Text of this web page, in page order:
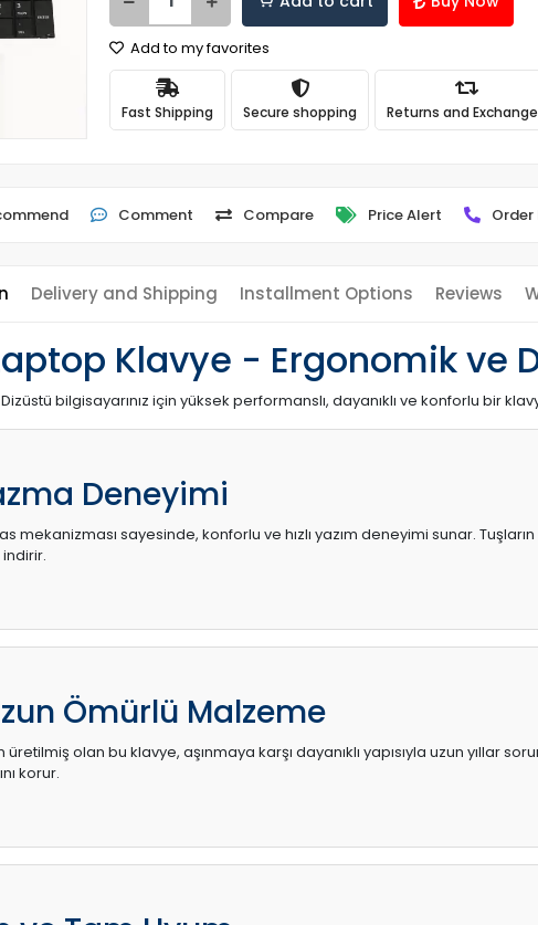
Add to my favorites
Fast Shipping Secure shopping Returns and
Comment Compare Price Alert Order
Delivery and Shipping Installment Options Reviews
Klavye - Ergonomik ve
Dizüstü bilgisayarınız için yüksek performanslı, dayanıklı ve konforlu bir
Deneyimi
mekanizması sayesinde, konforlu ve hızlı yazım deneyimi sunar. Tuşların
Ömürlü Malzeme
olan bu klavye, aşınmaya karşı dayanıklı yapısıyla uzun yıllar
korur.